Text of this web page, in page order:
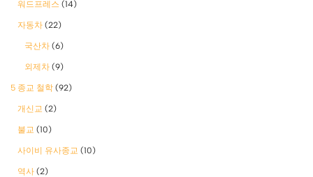
워드프레스 (14)
자동차 (22)
국산차 (6)
외제차 (9)
5 종교 철학 (92)
개신교 (2)
불교 (10)
사이비 유사종교 (10)
역사 (2)